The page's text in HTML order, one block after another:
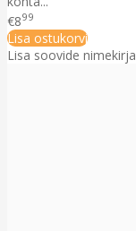
€899
Lisa ostukorvi
Lisa soovide nimekirja